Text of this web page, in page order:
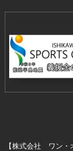
【株式会社 ワン・